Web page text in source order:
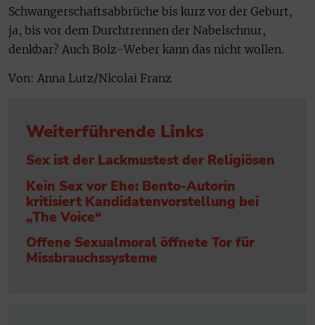
Schwangerschaftsabbrüche bis kurz vor der Geburt,
ja, bis vor dem Durchtrennen der Nabelschnur,
denkbar? Auch Bolz-Weber kann das nicht wollen.
Von: Anna Lutz/Nicolai Franz
Weiterführende Links
Sex ist der Lackmustest der Religiösen
Kein Sex vor Ehe: Bento-Autorin
kritisiert Kandidatenvorstellung bei
„The Voice“
Offene Sexualmoral öffnete Tor für
Missbrauchssysteme